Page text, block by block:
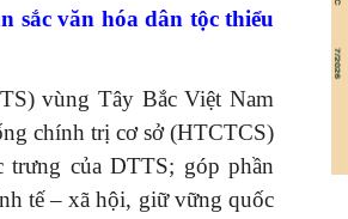
sắc văn hóa dân tộc thiểu
vùng Tây Bắc Việt Nam
chính trị cơ sở (HTCTCS)
của DTTS; góp phần
tế – xã hội, giữ vững quốc